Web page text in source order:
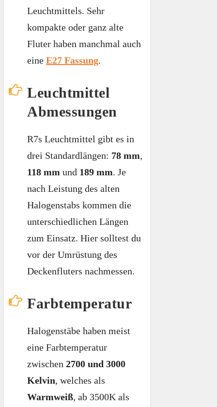
Leuchtmittels. Sehr
kompakte oder ganz alte
Fluter haben manchmal auch
eine E27 Fassung.
Leuchtmittel
Abmessungen
R7s Leuchtmittel gibt es in
drei Standardlängen: 78 mm,
118 mm und 189 mm. Je
nach Leistung des alten
Halogenstabs kommen die
unterschiedlichen Längen
zum Einsatz. Hier solltest du
vor der Umrüstung des
Deckenfluters nachmessen.
Farbtemperatur
Halogenstäbe haben meist
eine Farbtemperatur
zwischen 2700 und 3000
Kelvin, welches als
Warmweiß, ab 3500K als